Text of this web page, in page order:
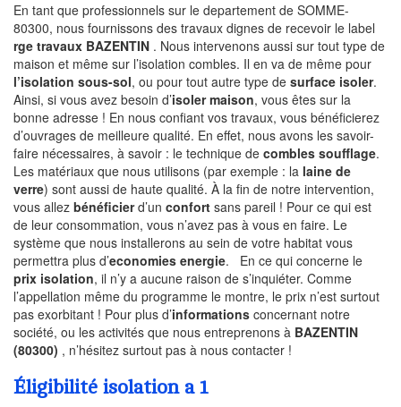
En tant que professionnels sur le departement de SOMME-
80300, nous fournissons des travaux dignes de recevoir le label
rge travaux BAZENTIN . Nous intervenons aussi sur tout type de
maison et même sur l’isolation combles. Il en va de même pour
l’isolation sous-sol, ou pour tout autre type de surface isoler.
Ainsi, si vous avez besoin d’isoler maison, vous êtes sur la
bonne adresse ! En nous confiant vos travaux, vous bénéficierez
d’ouvrages de meilleure qualité. En effet, nous avons les savoir-
faire nécessaires, à savoir : le technique de combles soufflage.
Les matériaux que nous utilisons (par exemple : la laine de
verre) sont aussi de haute qualité. À la fin de notre intervention,
vous allez bénéficierd’un confort sans pareil ! Pour ce qui est
de leur consommation, vous n’avez pas à vous en faire. Le
système que nous installerons au sein de votre habitat vous
permettra plus d’economies energie. En ce qui concerne le
prix isolation, il n’y a aucune raison de s’inquiéter. Comme
l’appellation même du programme le montre, le prix n’est surtout
pas exorbitant ! Pour plus d’informations concernant notre
société, ou les activités que nous entreprenons à BAZENTIN
(80300) , n’hésitez surtout pas à nous contacter !
Éligibilité isolation a 1